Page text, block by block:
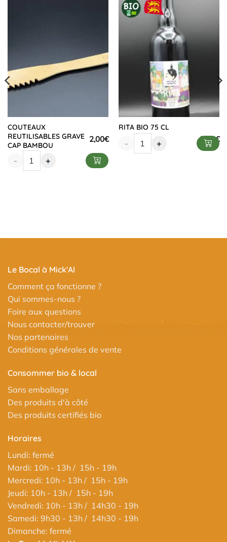
COUTEAUX
REUTILISABLES GRAVE
CAP BAMBOU
2,00€
- +
RITA BIO 75 CL
7,90€
- +
Le Bocal à Mick'Al
Comment ça fonctionne ?
Qui sommes-nous ?
Foire aux questions
Nous contacter/trouver
Nos partenaires
Conditions générales de vente
Consommer bio & local
Sans emballage
Des produits d'à côté
Des produits certifiés bio
Horaires
Lundi: fermé
Mardi: 10h - 13h / 15h - 19h
Mercredi: 10h - 13h / 15h - 19h
Jeudi: 10h - 13h / 15h - 19h
Vendredi: 10h - 13h / 14h30 - 19h
Samedi: 9h30 - 13h / 14h30 - 19h
Dimanche: fermé